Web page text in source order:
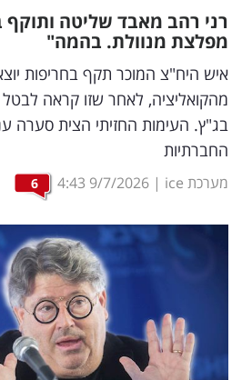
דיגיטל
וטק
שיווק
ופרסום
משפט
מדדים
ומחקרים
רכילות
עסקית
רני רהב מאבד שליטה
מפלצת מנוולת. בהמה"
איש היח"צ המוכר תקף בחריפות
מהקואליציה, לאחר שזו קראה
בג"ץ. העימות החזיתי הצית סערה
החברתיות
מערכת ice |
9/7/2026
4:43
6